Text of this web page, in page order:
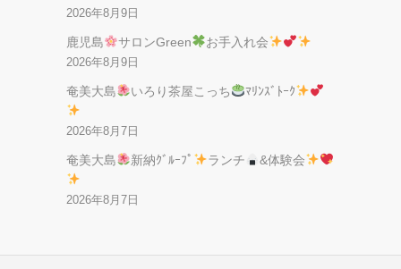
2026年8月9日
鹿児島 サロンGreen お手入れ会
2026年8月9日
奄美大島 いろり茶屋こっち ﾏﾘﾝｽﾞﾄｰｸ
2026年8月7日
奄美大島 新納ｸﾞﾙｰﾌﾟ ランチ &体験会
2026年8月7日